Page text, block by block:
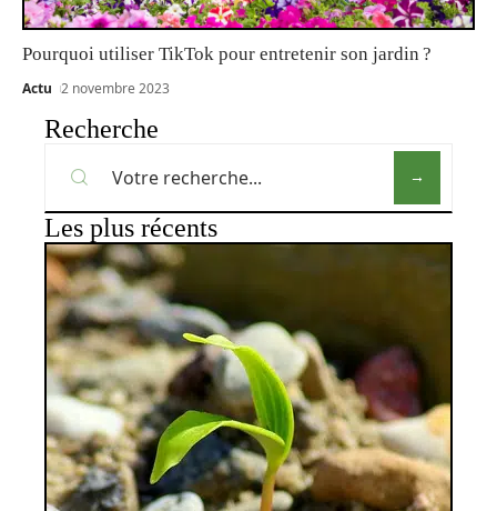
Pourquoi utiliser TikTok pour entretenir son jardin ?
Actu 2 novembre 2023
Recherche
Les plus récents